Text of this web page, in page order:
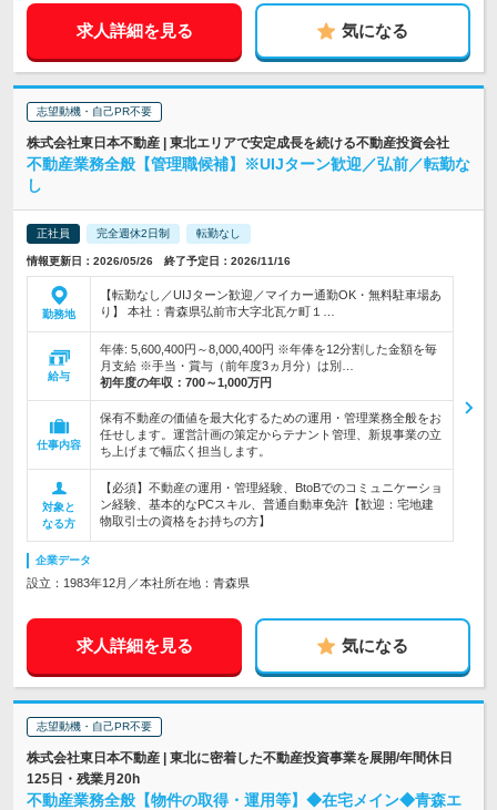
求人詳細を見る 気になる
志望動機・自己PR不要
株式会社東日本不動産 | 東北エリアで安定成長を続ける不動産投資会社
不動産業務全般【管理職候補】※UIJターン歓迎／弘前／転勤な
し
正社員 完全週休2日制 転勤なし
情報更新日：2026/05/26 終了予定日：2026/11/16
勤務地
【転勤なし／UIJターン歓迎／マイカー通勤OK・無料駐車場あ
り】 本社：青森県弘前市大字北瓦ケ町１…
給与
年俸: 5,600,400円～8,000,400円 ※年俸を12分割した金額を毎
月支給 ※手当・賞与（前年度3ヵ月分）は別…
初年度の年収： 700～1,000万円
仕事内容
保有不動産の価値を最大化するための運用・管理業務全般をお
任せします。運営計画の策定からテナント管理、新規事業の立
ち上げまで幅広く担当します。
対象と
なる方
【必須】不動産の運用・管理経験、BtoBでのコミュニケーショ
ン経験、基本的なPCスキル、普通自動車免許【歓迎：宅地建
物取引士の資格をお持ちの方】
企業データ
設立：1983年12月／本社所在地：青森県
求人詳細を見る 気になる
志望動機・自己PR不要
株式会社東日本不動産 | 東北に密着した不動産投資事業を展開/年間休日
125日・残業月20h
不動産業務全般【物件の取得・運用等】◆在宅メイン◆青森エ